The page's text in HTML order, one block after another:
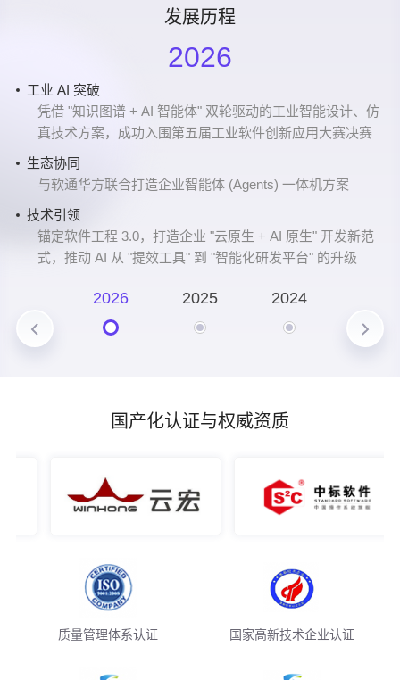
发展历程
2026
工业 AI 突破
凭借 "知识图谱 + AI 智能体" 双轮驱动的工业智能设计、仿
真技术方案，成功入围第五届工业软件创新应用大赛决赛
生态协同
与软通华方联合打造企业智能体 (Agents) 一体机方案
技术引领
锚定软件工程 3.0，打造企业 "云原生 + AI 原生" 开发新范
式，推动 AI 从 "提效工具" 到 "智能化研发平台" 的升级
战略布局
在南宁落地 AI 行业解决方案研发中心及面向东盟的总部基
地
工业数智化
正式加入工业知识联盟 OpenKAG，以 "云原生 + AI" 双引
擎赋能工业数智化转型
生态认可
入围《AI 中国生态图谱 2025》大模型开放平台板块
栈式技术能力
产品创新
企业数智化智能体（NebulaAI）正式上线，打造 AI 应用开
发新范式
技术融合
推出 AI-CloudOS 产品矩阵，将 AI 能力贯穿软件研发全生
命周期
生态合作
与各大 AI 厂商深度融合，为企业提供快速、高效、定制化
深耕云智一体化创新
在平台工程、AI技术等方面持续深耕
业务持续拓展
成功落地一汽集团、京东方、吉林石化、友邦保险等重要
客户
蓝图再拓
北京分公司成立
产品再升级
CloudOS产品入选信创产品图谱目录；上线开源产品
PagePlug（低代码）
业务持续拓展
成功落地中海油、中石油、联宝电子、蜂巢能源、深圳水
务等重要客户
B轮融资
阿里云战略投资行云创新
信创生态
加入信创工委会
专业深耕
参与信通院云原生相关标准制定
拓展全国市场
成功落地浙江省电检院等客户，组建客户成功团队
急速增长阶段
成功落地海尔、星巴克、中科曙光、网易等客户
SolarMesh/TitanIDE发布
多款云原生工具正式上线
A轮融资
行云创新完成总资金规模4000万元的A轮融资
上海分公司成立
加速拓展华东市场
服务范围持续拓展
成功落地汉口银行、格力、上海汽车、前海财险、万国数
据等客户
商业化进程加速
CloudOS开始在各大头部企业实现大规模应用
业务持续拓展
落地中信信用卡中心云原生项目
Pre-A 融资
行云创新完成了Pre-A 融资
CloudOS 1.0上线
落地多家大型企业
成立
2016年8月24号，行云创新公司成立
2026 2025 2024
国产化认证与权威资质
质量管理体系认证 国家高新技术企业认证